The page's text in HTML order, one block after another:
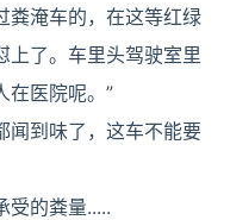
粪淹车的，在这等红绿
上了。车里头驾驶室里
在医院呢。”
闻到味了，这车不能要
受的粪量.....